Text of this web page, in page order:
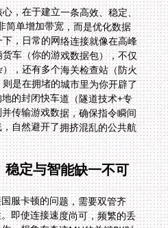
，在于建立一条高效、稳定、
简单增加带宽，而是优化数据
，日常的网络连接就像在高峰
车（你的游戏数据包），不仅
，还有多个海关检查站（防火
是在拥堵的城市里为你开辟了
的封闭快车道（隧道技术+专
传输游戏数据，确保指令瞬间
自然避开了拥挤混乱的公共航
定与智能缺一不可
服卡顿的问题，需要双管齐
即使连接速度尚可，频繁的丢
。想象在奇迹MU的关键PK时
失效，结果瞬间被秒杀。这种
顿。其次是路径优化。普通网
半圈才抵达上海服务器，而优
的优质节点，智能选择当下最
网络。这就是为什么在洛杉矶
速器"，最终效果天差地别。
线，能确保即便在黄金游戏